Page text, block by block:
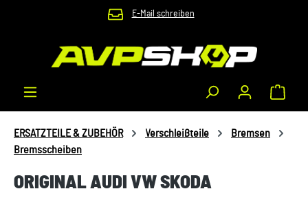
Zum Hauptinhalt springen E-Mail schreiben
ERSATZTEILE & ZUBEHÖR Verschleißteile
Bremsen
Bremsscheiben
ORIGINAL AUDI VW SKODA